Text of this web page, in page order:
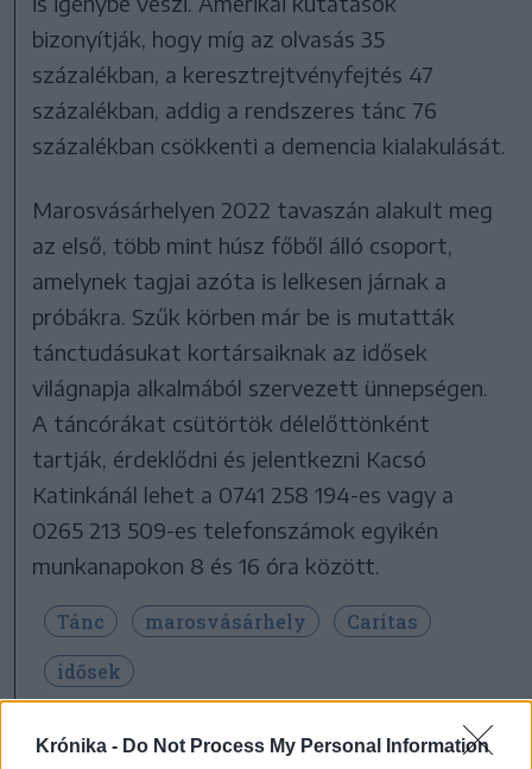
Krónika - Do Not Process My Personal Information
bizonyítják, hogy míg az olvasás 35
százalékban, a keresztrejtvényfejtés 47
százalékban, addig a rendszeres tánc 76
százalékban csökkenti a demencia kialakulását.
Marosvásárhelyen 2022 tavaszán alakult meg
az első, több mint húsz főből álló csoport,
amelynek tagjai azóta is lelkesen járnak a
próbákra. Szűk körben már be is mutatták
tánctudásukat kortársaiknak az idősek
világnapja alkalmából szervezett ünnepségen.
A táncórákat csütörtök délelőttönként
tartják, érdeklődni és jelentkezni Kacsó
Katinkánál lehet a 0741 258 194-es vagy a
0265 213 509-es telefonszámok egyikén
munkanapokon 8 és 16 óra között.
Tánc marosvásárhely
Caritas
idősek